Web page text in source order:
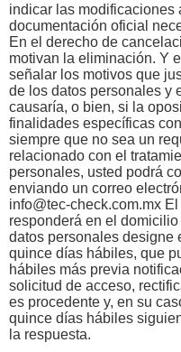
indicar las modificaciones
documentación oficial
En el derecho de
motivan la eliminación. Y
señalar los motivos que
de los datos personales y
causaría, o bien, si la
finalidades específicas
siempre que no sea un
relacionado con el
personales, usted podrá
enviando un correo
info@tec-check.com.mx
responderá en el
datos personales designe
quince días hábiles, que
hábiles más previa
solicitud de acceso,
es procedente y, en su
quince días hábiles
la respuesta.